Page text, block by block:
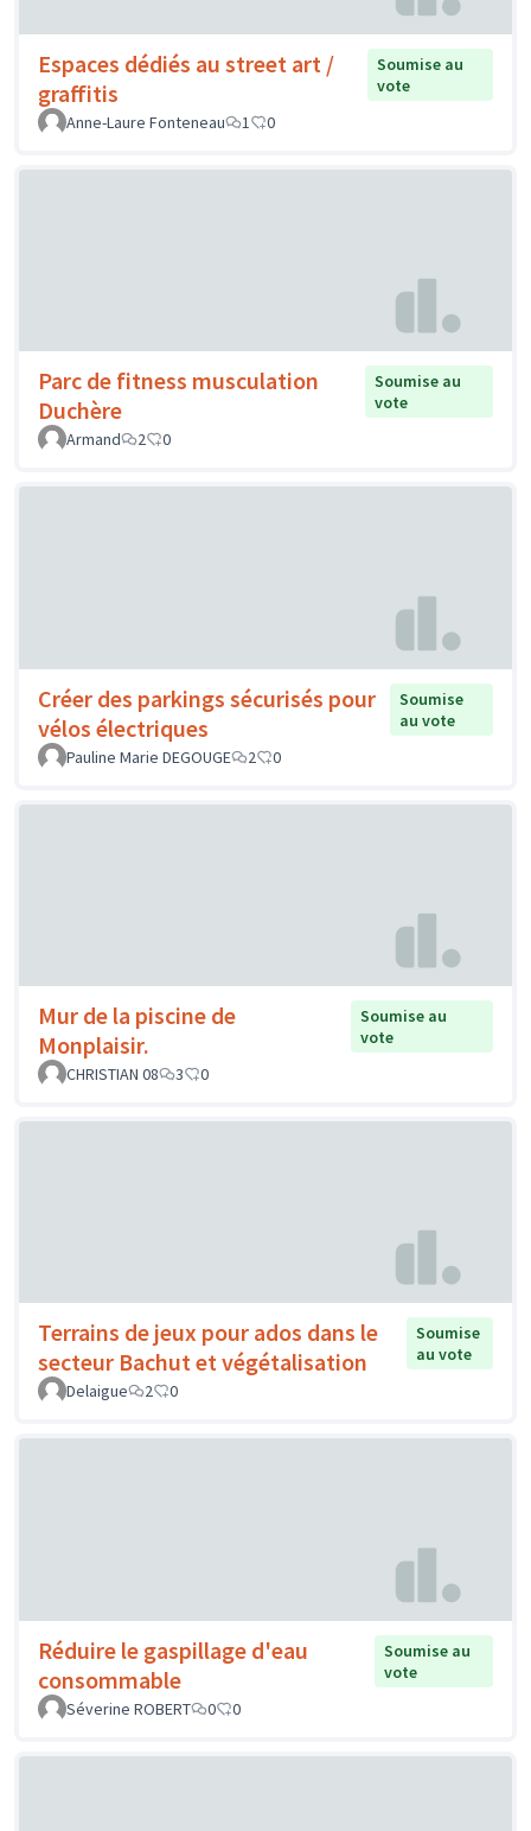
Espaces dédiés au street art /
graffitis
Soumise au
vote
Anne-Laure Fonteneau
1 0
Parc de fitness musculation
Duchère
Soumise au
vote
Armand
2 0
Créer des parkings sécurisés pour
vélos électriques
Soumise
au vote
Pauline Marie DEGOUGE
2 0
Mur de la piscine de
Monplaisir.
Soumise au
vote
CHRISTIAN 08
3 0
Terrains de jeux pour ados dans le
secteur Bachut et végétalisation
Soumise
au vote
Delaigue
2 0
Réduire le gaspillage d'eau
consommable
Soumise au
vote
Séverine ROBERT
0 0